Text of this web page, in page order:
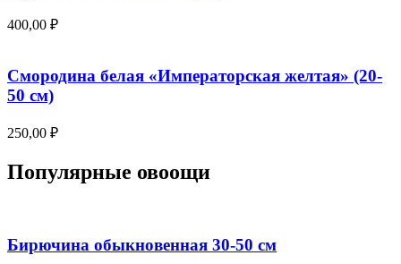
400,00 ₽
Смородина белая «Императорская желтая» (20-
50 см)
250,00 ₽
Популярные овоощи
Бирючина обыкновенная 30-50 см